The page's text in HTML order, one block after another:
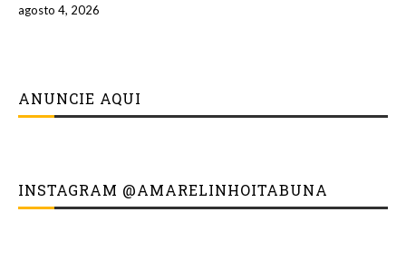
agosto 4, 2026
ANUNCIE AQUI
INSTAGRAM @AMARELINHOITABUNA